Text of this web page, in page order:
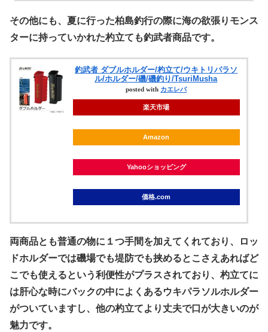
その他にも、夏に行った柏島釣行の際に海の欲張りモンス
ターに持っていかれた杓立ても釣武者商品です。
釣武者 ダブルホルダー/杓立て/ウキトリパラソ
ル/ホルダー/磯/磯釣り/TsuriMusha
posted with カエレバ
楽天市場
Amazon
Yahooショッピング
価格.com
両商品とも普通の物に１つ手間を加えてくれており、ロッ
ドホルダーでは磯場でも堤防でも挟めるとこさえあればど
こでも使えるという利便性がプラスされており、杓立てに
は肝心な時にバックの中によくあるウキパラソルホルダー
がついていますし、他の杓立てより丈夫で口が大きいのが
魅力です。